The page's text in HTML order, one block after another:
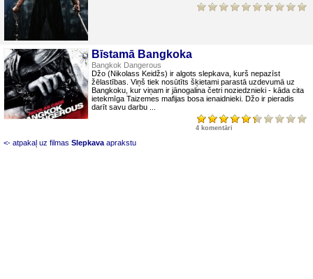
Bīstamā Bangkoka
Bangkok Dangerous
Džo (Nikolass Keidžs) ir algots slepkava, kurš nepazīst
žēlastības. Viņš tiek nosūtīts šķietami parastā uzdevumā uz
Bangkoku, kur viņam ir jānogalina četri noziedznieki - kāda cita
ietekmīga Taizemes mafijas bosa ienaidnieki. Džo ir pieradis
darīt savu darbu ...
4 komentāri
<- atpakaļ uz filmas Slepkava aprakstu